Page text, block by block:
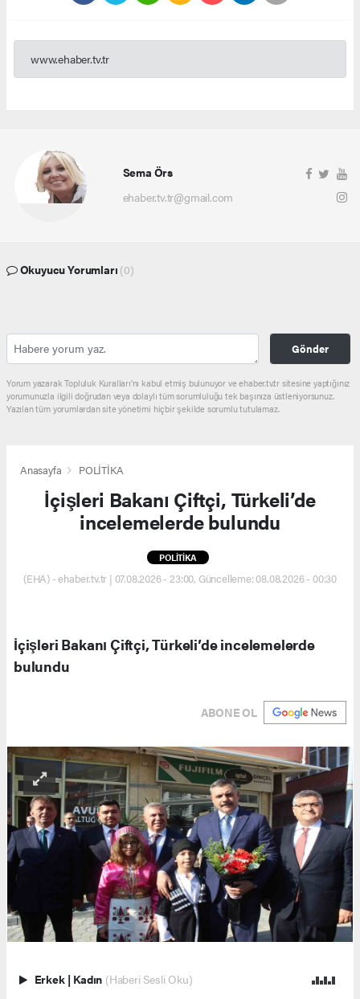
www.ehaber.tv.tr
Sema Örs
ehaber.tv.tr@gmail.com
Okuyucu Yorumları (0)
Gönder
Yorum yazarak Topluluk Kuralları’nı kabul etmiş bulunuyor ve ehaber.tv.tr sitesine yaptığınız
yorumunuzla ilgili doğrudan veya dolaylı tüm sorumluluğu tek başınıza üstleniyorsunuz.
Yazılan tüm yorumlardan site yönetimi hiçbir şekilde sorumlu tutulamaz.
Anasayfa POLİTİKA
İçişleri Bakanı Çiftçi, Türkeli’de
incelemelerde bulundu
POLİTİKA
(EHA) - ehaber.tv.tr | 07.08.2026 - 23:00, Güncelleme: 08.08.2026 - 00:30
İçişleri Bakanı Çiftçi, Türkeli’de incelemelerde
bulundu
ABONE OL
Erkek | Kadın (Haberi Sesli Oku)